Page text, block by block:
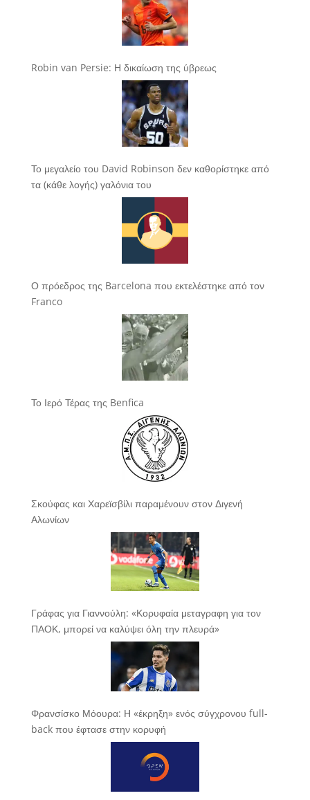
Robin van Persie: Η δικαίωση της ύβρεως
Το μεγαλείο του David Robinson δεν καθορίστηκε από
τα (κάθε λογής) γαλόνια του
Ο πρόεδρος της Barcelona που εκτελέστηκε από τον
Franco
Το Ιερό Τέρας της Benfica
Σκούφας και Χαρεϊσβίλι παραμένουν στον Διγενή
Αλωνίων
Γράφας για Γιαννούλη: «Κορυφαία μεταγραφη για τον
ΠΑΟΚ, μπορεί να καλύψει όλη την πλευρά»
Φρανσίσκο Μόουρα: Η «έκρηξη» ενός σύγχρονου full-
back που έφτασε στην κορυφή